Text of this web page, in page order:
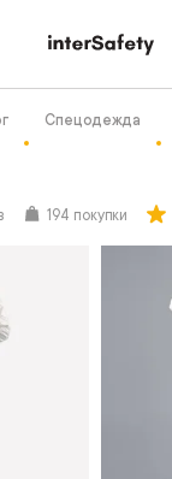
Спецодежда
194 покупки